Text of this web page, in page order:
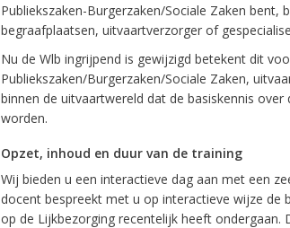
Publiekszaken-Burgerzaken/Sociale Zaken bent,
begraafplaatsen, uitvaartverzorger of
Nu de Wlb ingrijpend is gewijzigd betekent dit
Publiekszaken/Burgerzaken/Sociale Zaken,
binnen de uitvaartwereld dat de basiskennis
worden.
Opzet, inhoud en duur van de training
Wij bieden u een interactieve dag aan met een
docent bespreekt met u op interactieve wijze de
op de Lijkbezorging recentelijk heeft ondergaan.